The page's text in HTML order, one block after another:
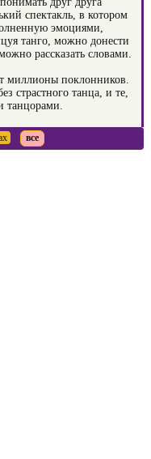
спектакль, в котором
эмоциями,
танго, можно донести
рассказать словами.
миллионы поклонников.
страстного танца, и те,
танцорами.
все